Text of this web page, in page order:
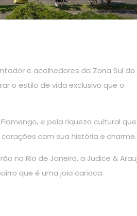
e acolhedores da Zona Sul do
o estilo de vida exclusivo que o
e pela riqueza cultural que
com sua história e charme.
no Rio de Janeiro, a Judice &
que é uma joia carioca.